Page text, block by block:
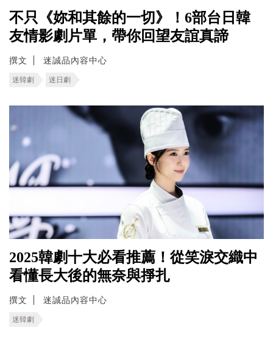
不只《妳和其餘的一切》！6部台日韓
友情影劇片單，帶你回望友誼真諦
撰文 迷誠品內容中心
迷韓劇 迷日劇
2025韓劇十大必看推薦！從笑淚交織中
看懂長大後的無奈與掙扎
撰文 迷誠品內容中心
迷韓劇